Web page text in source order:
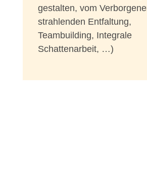
gestalten, vom
strahlenden Entfaltung,
Teambuilding, Integrale
Schattenarbeit, …)